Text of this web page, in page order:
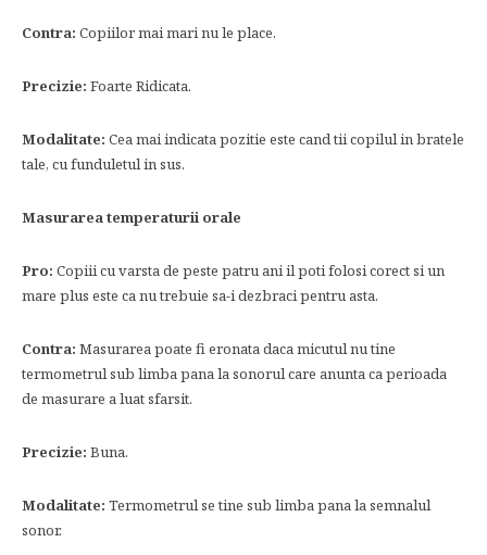
Contra: Copiilor mai mari nu le place.
Precizie: Foarte Ridicata.
Modalitate: Cea mai indicata pozitie este cand tii copilul in bratele
tale, cu funduletul in sus.
Masurarea temperaturii orale
Pro: Copiii cu varsta de peste patru ani il poti folosi corect si un
mare plus este ca nu trebuie sa-i dezbraci pentru asta.
Contra: Masurarea poate fi eronata daca micutul nu tine
termometrul sub limba pana la sonorul care anunta ca perioada
de masurare a luat sfarsit.
Precizie: Buna.
Modalitate: Termometrul se tine sub limba pana la semnalul
sonor.